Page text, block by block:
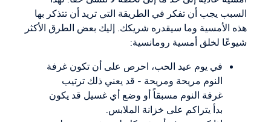
السبب يجب أن تفكر في الطريقة التي تريد أن تتذكر بها
هذه الأمسية وما سيقدره شريكك. إليك بعض الطرق الأكثر
شيوعًا لخلق أمسية رومانسية:
في يوم عيد الحب، احرص على أن تكون غرفة
النوم مريحة ومريحة - قد يعني ذلك ترتيب
غرفة النوم مسبقاً أو وضع أي غسيل قد يكون
بدأ يتراكم على خزانة الملابس.